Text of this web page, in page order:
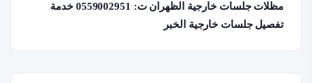
مظلات جلسات خارجية الظهران ت: 0559002951 خدمة
تفصيل جلسات خارجية الخبر